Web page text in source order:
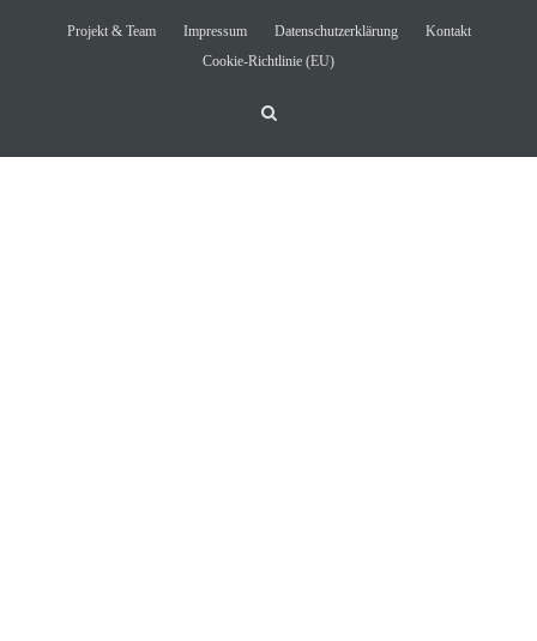
Projekt & Team Impressum Datenschutzerklärung
Kontakt
Cookie-Richtlinie (EU)